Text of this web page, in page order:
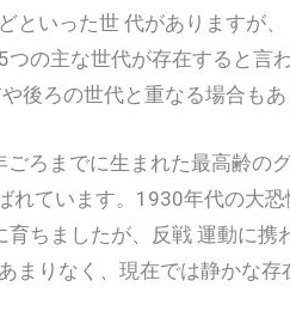
った世 代がありますが、
主な世代が存在すると言わ
の世代と重なる場合もあ
までに生まれた最高齢のグ
ています。1930年代の大恐
ましたが、反戦 運動に携
なく、現在では静かな存